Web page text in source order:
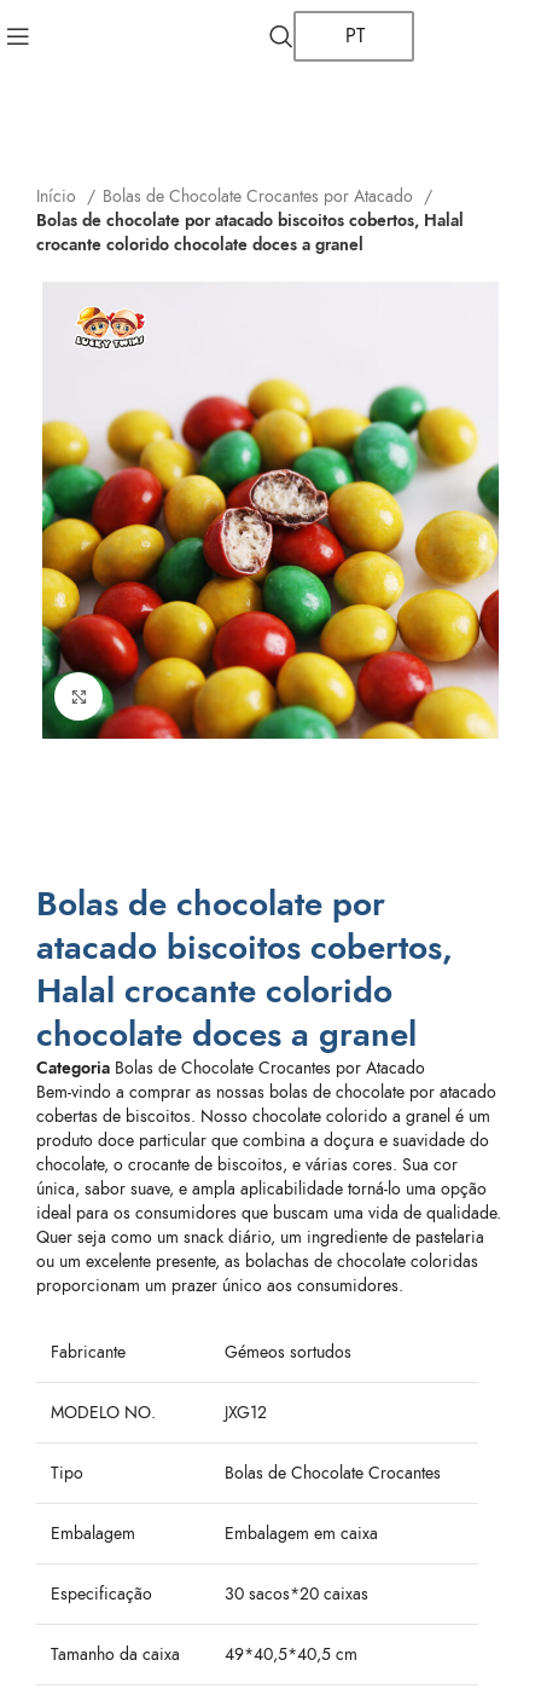
PT
Início
Bolas de Chocolate Crocantes por Atacado
Bolas de chocolate por atacado biscoitos cobertos, Halal
crocante colorido chocolate doces a granel
Clique para aumentar
Bolas de chocolate por
atacado biscoitos cobertos,
Halal crocante colorido
chocolate doces a granel
Categoria Bolas de Chocolate Crocantes por Atacado
Bem-vindo a comprar as nossas bolas de chocolate por atacado
cobertas de biscoitos. Nosso chocolate colorido a granel é um
produto doce particular que combina a doçura e suavidade do
chocolate, o crocante de biscoitos, e várias cores. Sua cor
única, sabor suave, e ampla aplicabilidade torná-lo uma opção
ideal para os consumidores que buscam uma vida de qualidade.
Quer seja como um snack diário, um ingrediente de pastelaria
ou um excelente presente, as bolachas de chocolate coloridas
proporcionam um prazer único aos consumidores.
Fabricante Gémeos sortudos
MODELO NO. JXG12
Tipo Bolas de Chocolate Crocantes
Embalagem Embalagem em caixa
Especificação 30 sacos*20 caixas
Tamanho da caixa 49*40,5*40,5 cm